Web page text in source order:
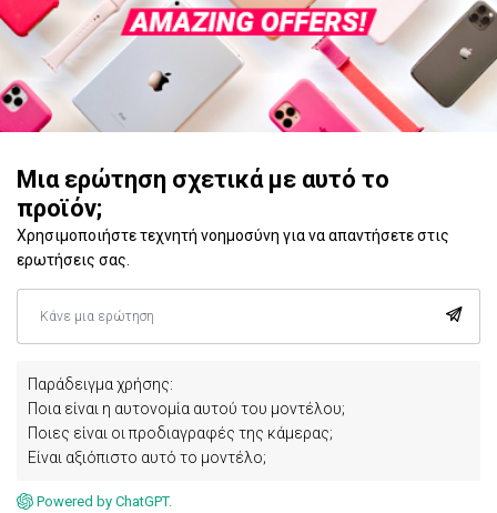
Μια ερώτηση σχετικά με αυτό το
προϊόν;
Χρησιμοποιήστε τεχνητή νοημοσύνη για να απαντήσετε στις
ερωτήσεις σας.
Παράδειγμα χρήσης:
Ποια είναι η αυτονομία αυτού του μοντέλου;
Ποιες είναι οι προδιαγραφές της κάμερας;
Είναι αξιόπιστο αυτό το μοντέλο;
Powered by ChatGPT.